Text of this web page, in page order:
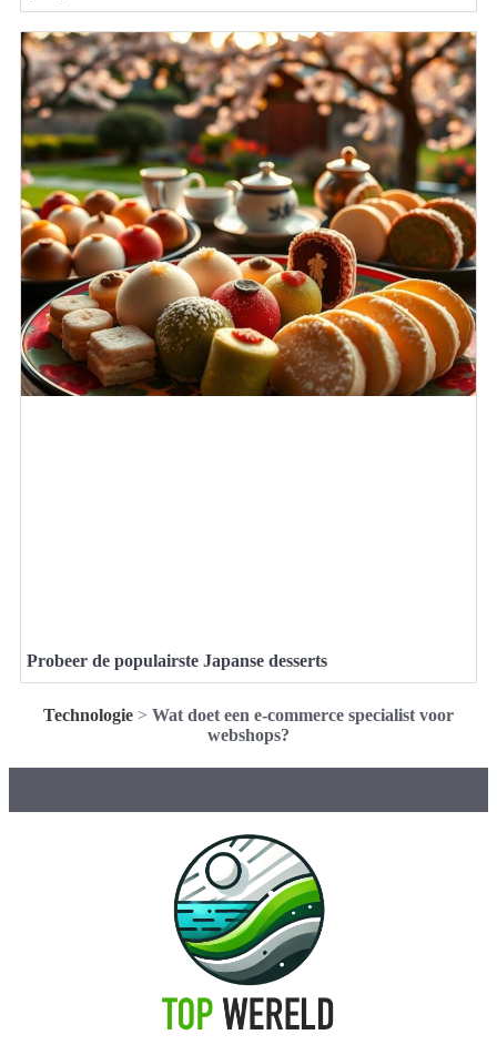
Probeer de populairste Japanse desserts
Technologie > Wat doet een e-commerce specialist voor
webshops?